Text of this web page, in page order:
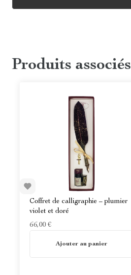
Produits associés
Coffret de calligraphie – plumier
violet et doré
66,00 €
Ajouter au panier